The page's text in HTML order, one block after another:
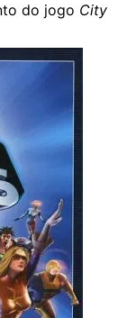
do jogo City